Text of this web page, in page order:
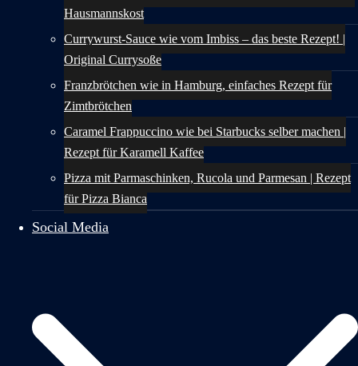
Hausmannskost
Currywurst-Sauce wie vom Imbiss – das beste Rezept! |
Original Currysoße
Franzbrötchen wie in Hamburg, einfaches Rezept für
Zimtbrötchen
Caramel Frappuccino wie bei Starbucks selber machen |
Rezept für Karamell Kaffee
Pizza mit Parmaschinken, Rucola und Parmesan | Rezept
für Pizza Bianca
Social Media